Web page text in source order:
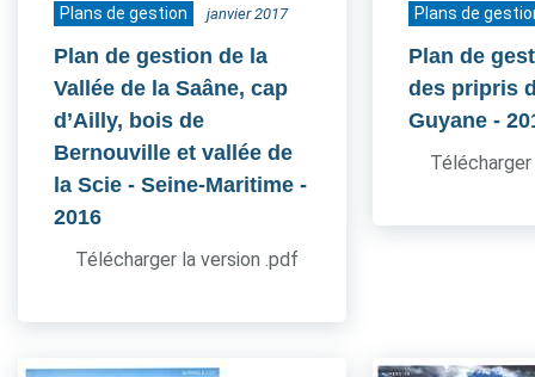
Plans de gestion janvier 2017
Plan de gestion de la
Vallée de la Saâne, cap
d’Ailly, bois de
Bernouville et vallée de
la Scie - Seine-Maritime -
2016
Télécharger la version .pdf
Plans de
Plan de
des pripris
Guyane -